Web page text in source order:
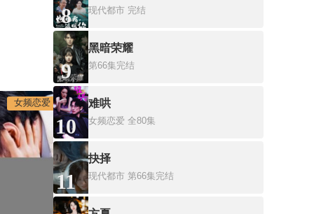
女频恋爱
8 现代都市 完结
9
黑暗荣耀
第66集完结
10
难哄
女频恋爱 全80集
11
抉择
现代都市 第66集完结